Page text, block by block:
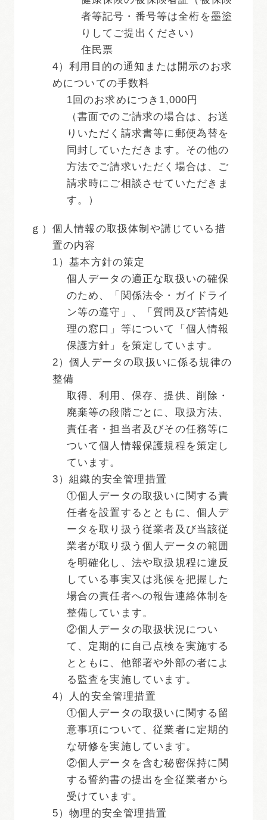
者等記号・番号等は全桁を墨塗
りしてご提出ください）
住民票
4）利用目的の通知または開示のお求
めについての手数料
1回のお求めにつき1,000円
（書面でのご請求の場合は、お送
りいただく請求書等に郵便為替を
同封していただきます。その他の
方法でご請求いただく場合は、ご
請求時にご相談させていただきま
す。）
ｇ） 個人情報の取扱体制や講じている措
置の内容
1）基本方針の策定
個人データの適正な取扱いの確保
のため、「関係法令・ガイドライ
ン等の遵守」、「質問及び苦情処
理の窓口」等について「個人情報
保護方針」を策定しています。
2）個人データの取扱いに係る規律の
整備
取得、利用、保存、提供、削除・
廃棄等の段階ごとに、取扱方法、
責任者・担当者及びその任務等に
ついて個人情報保護規程を策定し
ています。
3）組織的安全管理措置
①個人データの取扱いに関する責
任者を設置するとともに、個人デ
ータを取り扱う従業者及び当該従
業者が取り扱う個人データの範囲
を明確化し、法や取扱規程に違反
している事実又は兆候を把握した
場合の責任者への報告連絡体制を
整備しています。
②個人データの取扱状況につい
て、定期的に自己点検を実施する
とともに、他部署や外部の者によ
る監査を実施しています。
4）人的安全管理措置
①個人データの取扱いに関する留
意事項について、従業者に定期的
な研修を実施しています。
②個人データを含む秘密保持に関
する誓約書の提出を全従業者から
受けています。
5）物理的安全管理措置